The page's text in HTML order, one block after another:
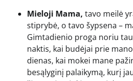
Mieloji Mama, tavo meilė
stiprybė, o tavo šypsena –
Gimtadienio proga noriu
naktis, kai budėjai prie
dienas, kai mokei mane
besąlyginį palaikymą, kurį